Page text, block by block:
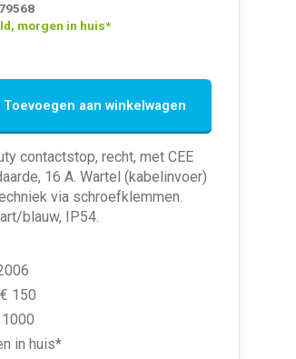
morgen in huis*
Toevoegen aan winkelwagen
contactstop, recht, met CEE
16 A. Wartel (kabelinvoer)
via schroefklemmen.
blauw, IP54.
150
in huis*